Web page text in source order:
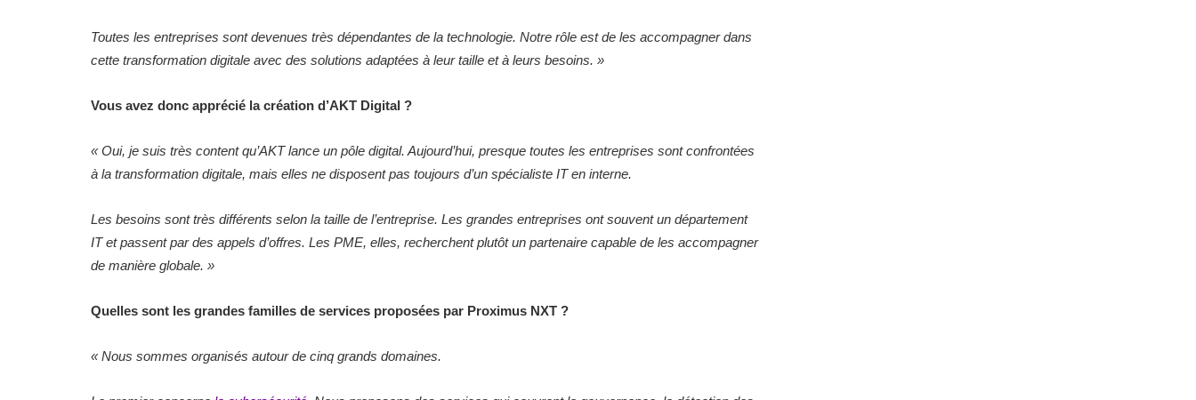
Toutes les entreprises sont devenues très dépendantes de la technologie. Notre rôle est de les accompagner dans
cette transformation digitale avec des solutions adaptées à leur taille et à leurs besoins. »
Vous avez donc apprécié la création d’AKT Digital ?
« Oui, je suis très content qu’AKT lance un pôle digital. Aujourd’hui, presque toutes les entreprises sont confrontées
à la transformation digitale, mais elles ne disposent pas toujours d’un spécialiste IT en interne.
Les besoins sont très différents selon la taille de l’entreprise. Les grandes entreprises ont souvent un département
IT et passent par des appels d’offres. Les PME, elles, recherchent plutôt un partenaire capable de les accompagner
de manière globale. »
Quelles sont les grandes familles de services proposées par Proximus NXT ?
« Nous sommes organisés autour de cinq grands domaines.